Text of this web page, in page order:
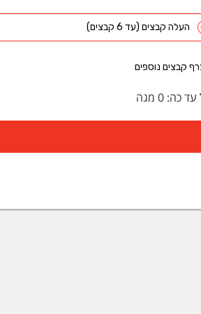
העלה קבצים (עד 6 קבצים)
קבצים נוספים
עד כה: 0 מגה